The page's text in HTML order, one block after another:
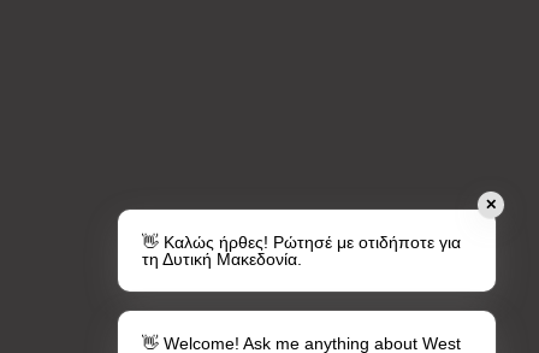
✕
👋 Καλώς ήρθες! Ρώτησέ με οτιδήποτε για
τη Δυτική Μακεδονία.
👋 Welcome! Ask me anything about West